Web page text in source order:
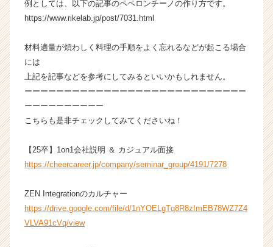
例としては、以下の記事のペペロンチーノの作り方です。
https://www.rikelab.jp/post/7031.html
材料適量が煩わしく料理の手順をよく忘れるなどが起こる場合
には
上記を記事などを参考にしてみるといいかもしれません。
ーーーーーーーーーーーーーーーーーーーーーーーーーーーー
ーーーーーーーーーー
こちらも是非チェックしてみてくださいね！
【25卒】1on1会社説明 ＆ カジュアル面接
https://cheercareer.jp/company/seminar_group/4191/7278
ZEN Integrationのカルチャー
https://drive.google.com/file/d/1nYOELgTq8R8zImEB78WZ7Z4
VLVA91cVq/view